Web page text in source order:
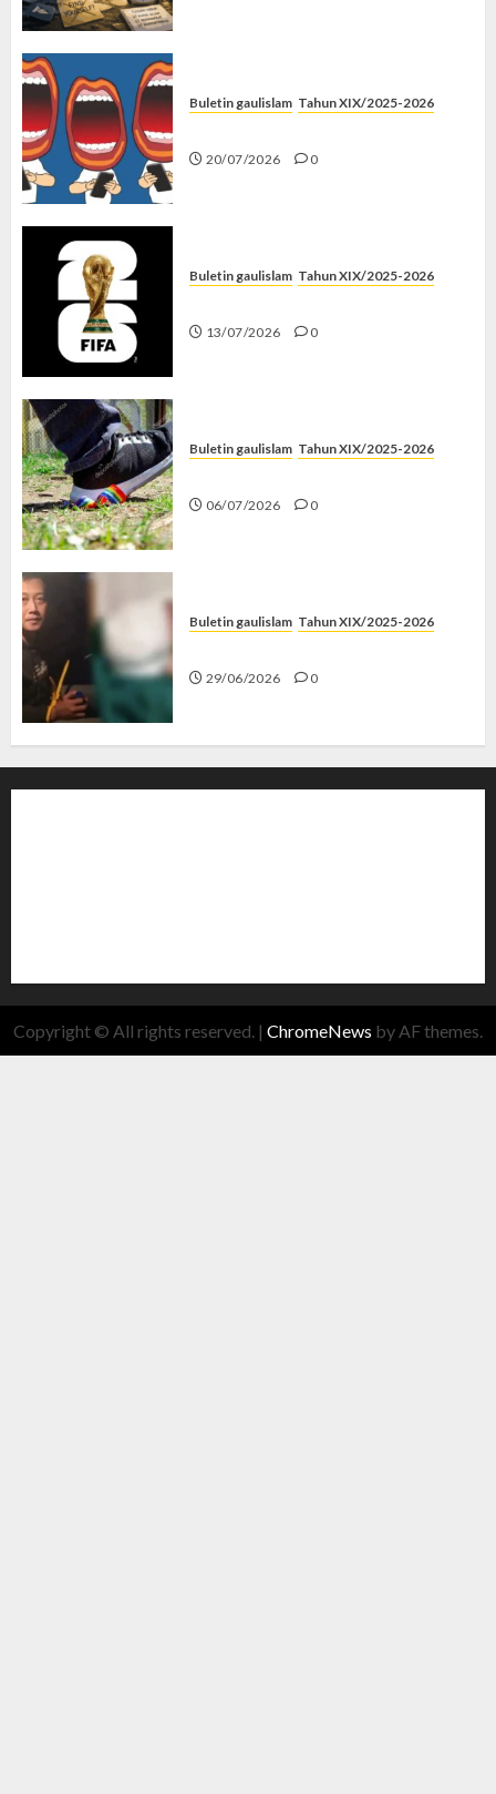
Buletin gaulislam Tahun XIX/2025-2026
20/07/2026 0
Buletin gaulislam Tahun XIX/2025-2026
13/07/2026 0
Buletin gaulislam Tahun XIX/2025-2026
06/07/2026 0
Buletin gaulislam Tahun XIX/2025-2026
29/06/2026 0
Copyright © All rights reserved. | ChromeNews by AF themes.